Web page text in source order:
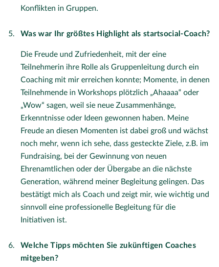
Konflikten in Gruppen.
Was war Ihr größtes Highlight als startsocial-Coach?
Die Freude und Zufriedenheit, mit der eine
Teilnehmerin ihre Rolle als Gruppenleitung durch ein
Coaching mit mir erreichen konnte; Momente, in denen
Teilnehmende in Workshops plötzlich „Ahaaaa“ oder
„Wow“ sagen, weil sie neue Zusammenhänge,
Erkenntnisse oder Ideen gewonnen haben. Meine
Freude an diesen Momenten ist dabei groß und wächst
noch mehr, wenn ich sehe, dass gesteckte Ziele, z.B. im
Fundraising, bei der Gewinnung von neuen
Ehrenamtlichen oder der Übergabe an die nächste
Generation, während meiner Begleitung gelingen. Das
bestätigt mich als Coach und zeigt mir, wie wichtig und
sinnvoll eine professionelle Begleitung für die
Initiativen ist.
Welche Tipps möchten Sie zukünftigen Coaches
mitgeben?